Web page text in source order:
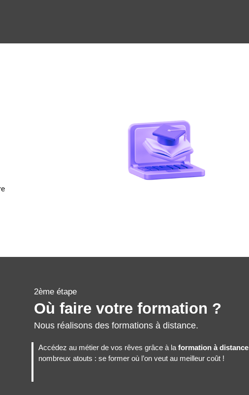
2ème étape
Où faire votre formation ?
Nous réalisons des formations à distance.
Accédez au métier de vos rêves grâce à la formation à distance
nombreux atouts : se former où l’on veut au meilleur coût !